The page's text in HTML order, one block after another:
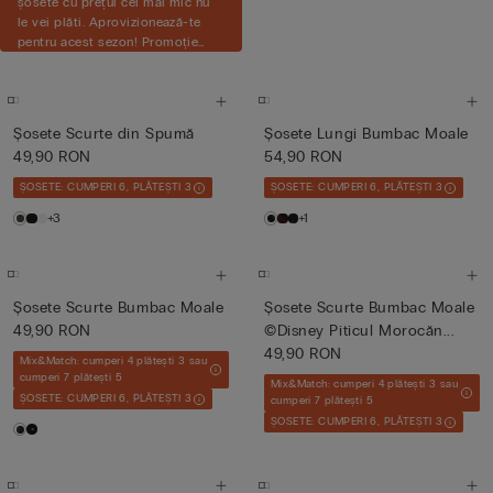
le vei plăti. Aprovizionează-te
pentru acest sezon! Promoție
Șosete Scurte din Spumă
49,90 RON
ȘOSETE: CUMPERI 6, PLĂTEȘTI 3
+3
Șosete Lungi Bumbac Moale
54,90 RON
ȘOSETE: CUMPERI 6, PLĂTEȘTI 3
+1
Șosete Scurte Bumbac Moale
49,90 RON
Mix&Match: cumperi 4 plătești 3 sau
cumperi 7 plătești 5
ȘOSETE: CUMPERI 6, PLĂTEȘTI 3
Șosete Scurte Bumbac Moale
©Disney Piticul Morocăn...
49,90 RON
Mix&Match: cumperi 4 plătești 3 sau
cumperi 7 plătești 5
ȘOSETE: CUMPERI 6, PLĂTEȘTI 3